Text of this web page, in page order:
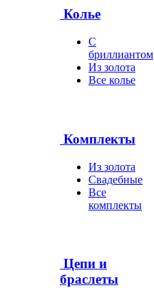
Колье
С
бриллиантом
Из золота
Все колье
Комплекты
Из золота
Свадебные
Все
комплекты
Цепи и
браслеты